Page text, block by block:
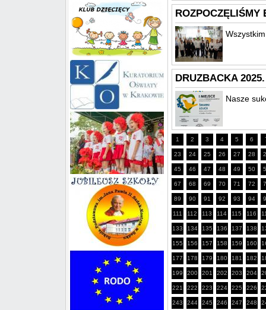
ROZPOCZĘLIŚMY
DRUZBACKA 2025.
Nasze
1 2 3 4 5 6
23 24 25 26 27 28
45 46 47 48 49 50
67 68 69 70 71 72
89 90 91 92 93 94
111 112 113 114 115 116
133 134 135 136 137 138
155 156 157 158 159 160
177 178 179 180 181 182
199 200 201 202 203 204
221 222 223 224 225 226
243 244 245 246 247 248